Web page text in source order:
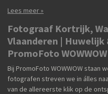
Lees meer »
Fotograaf Kortrijk,
Vlaanderen | Huwelijk
PromoFoto WOWWOW
Bij PromoFoto WOWWOW staan
fotografen streven we in álles
van de allereerste klik op de